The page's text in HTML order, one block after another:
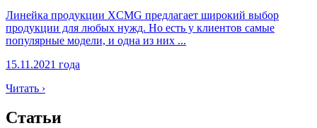
Линейка продукции XCMG предлагает широкий выбор
продукции для любых нужд. Но есть у клиентов самые
популярные модели, и одна из них ...
15.11.2021 года
Читать ›
Статьи